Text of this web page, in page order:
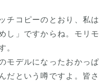
チコピーのとおり、私は
し」ですからね。モリモ
。
モデルになったおかっぱ
だという噂ですよ。皆さ